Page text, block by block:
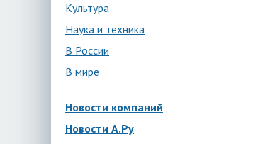
Культура
Наука и техника
В России
В мире
Новости компаний
Новости А.Ру